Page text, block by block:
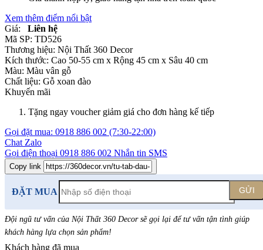
Xem thêm điểm nổi bật
Giá:
Liên hệ
Mã SP: TD526
Thương hiệu: Nội Thất 360 Decor
Kích thước: Cao 50-55 cm x Rộng 45 cm x Sâu 40 cm
Màu: Màu vân gỗ
Chất liệu: Gỗ xoan đào
Khuyến mãi
Tặng ngay voucher giảm giá cho đơn hàng kế tiếp
Gọi đặt mua: 0918 886 002 (7:30-22:00)
Chat Zalo
Gọi điện thoại 0918 886 002 Nhắn tin SMS
Copy link
ĐẶT MUA GỬI
Đội ngũ tư vấn của Nội Thất 360 Decor sẽ gọi lại để tư vấn tận tình giúp
khách hàng lựa chọn sản phẩm!
Khách hàng đã mua